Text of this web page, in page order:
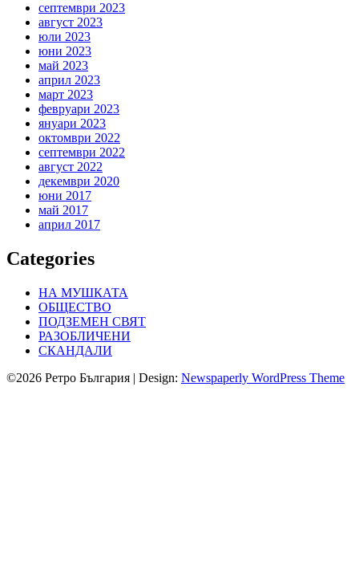
септември 2023
август 2023
юли 2023
юни 2023
май 2023
април 2023
март 2023
февруари 2023
януари 2023
октомври 2022
септември 2022
август 2022
декември 2020
юни 2017
май 2017
април 2017
Categories
НА МУШКАТА
ОБЩЕСТВО
ПОДЗЕМЕН СВЯТ
РАЗОБЛИЧЕНИ
СКАНДАЛИ
©2026 Ретро България | Design: Newspaperly WordPress Theme